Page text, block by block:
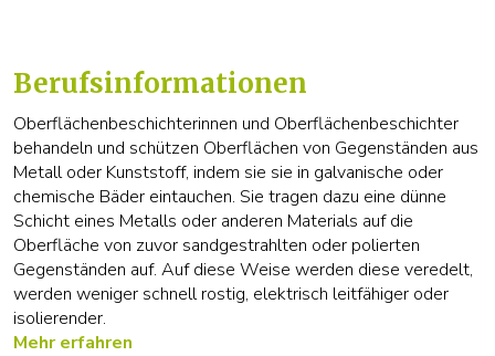
Berufsinformationen
Oberflächenbeschichterinnen und Oberflächenbeschichter
behandeln und schützen Oberflächen von Gegenständen aus
Metall oder Kunststoff, indem sie sie in galvanische oder
chemische Bäder eintauchen. Sie tragen dazu eine dünne
Schicht eines Metalls oder anderen Materials auf die
Oberfläche von zuvor sandgestrahlten oder polierten
Gegenständen auf. Auf diese Weise werden diese veredelt,
werden weniger schnell rostig, elektrisch leitfähiger oder
isolierender.
Mehr erfahren